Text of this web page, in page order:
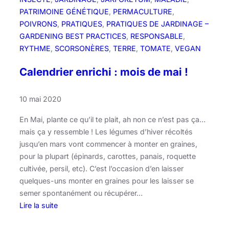
!
PATRIMOINE GÉNÉTIQUE, PERMACULTURE
POIVRONS, PRATIQUES, PRATIQUES DE JARDINAGE –
GARDENING BEST PRACTICES, RESPONSABLE
RYTHME, SCORSONÈRES, TERRE, TOMATE, VEGAN
Calendrier enrichi : mois de mai !
10 mai 2020
En Mai, plante ce qu’il te plait, ah non ce n’est pas ça…
mais ça y ressemble ! Les légumes d’hiver récoltés
jusqu’en mars vont commencer à monter en graines,
pour la plupart (épinards, carottes, panais, roquette
cultivée, persil, etc). C’est l’occasion d’en laisser
quelques-uns monter en graines pour les laisser se
semer spontanément ou récupérer…
Lire la suite